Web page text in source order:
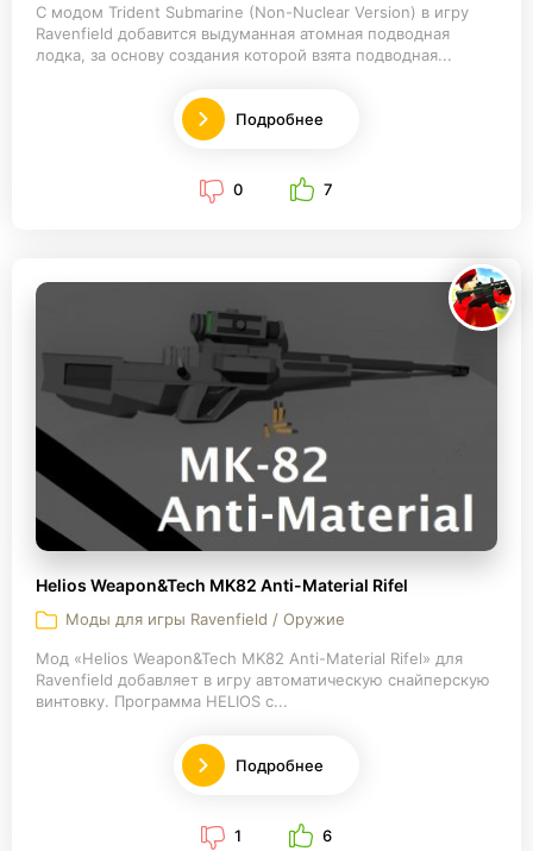
С модом Trident Submarine (Non-Nuclear Version) в игру
Ravenfield добавится выдуманная атомная подводная
лодка, за основу создания которой взята подводная...
Подробнее
0 7
Helios Weapon&Tech MK82 Anti-Material Rifel
Моды для игры Ravenfield / Оружие
Мод «Helios Weapon&Tech MK82 Anti-Material Rifel» для
Ravenfield добавляет в игру автоматическую снайперскую
винтовку. Программа HELIOS с...
Подробнее
1 6